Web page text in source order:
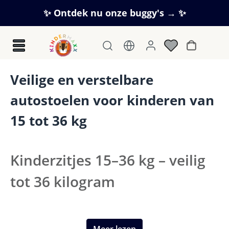
Ga naar de hoofdinhoud
✨ Ontdek nu onze buggy's → ✨
Veilige en verstelbare
autostoelen voor kinderen van
15 tot 36 kg
Kinderzitjes 15–36 kg – veilig
tot 36 kilogram